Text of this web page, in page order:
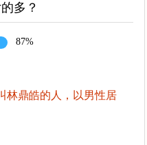
多？
87%
林鼎皓的人，以男性居